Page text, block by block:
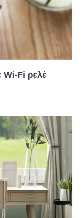
Wi-Fi ρελέ